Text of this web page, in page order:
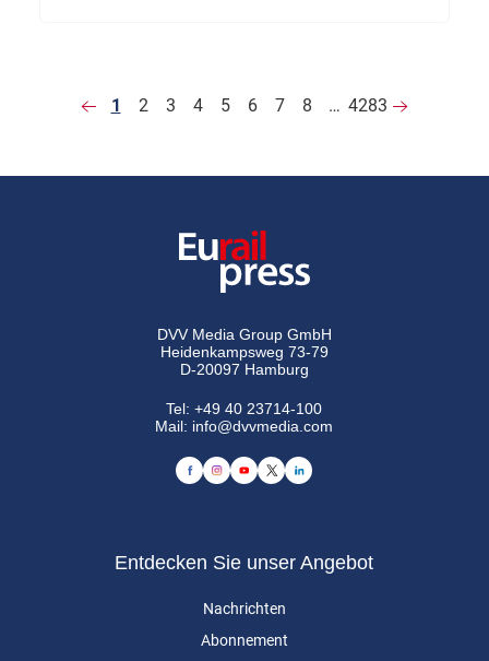
1 2 3 4 5 6 7 8 … 4283
DVV Media Group GmbH
Heidenkampsweg 73-79
D-20097 Hamburg
Tel:+49 40 23714-100
Mail: info@dvvmedia.com
Entdecken Sie unser Angebot
Nachrichten
Abonnement